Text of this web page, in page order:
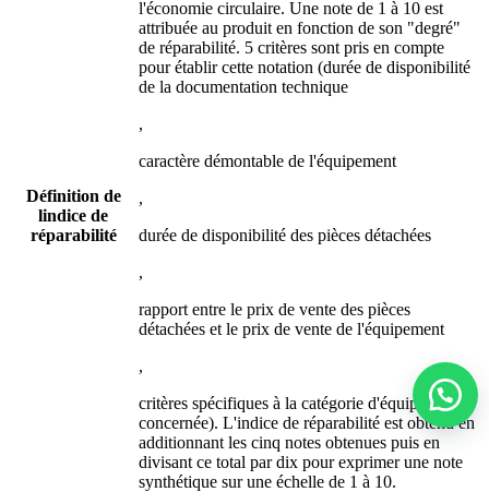
Définition de
lindice de
réparabilité
l'économie circulaire. Une note de 1 à 10 est
attribuée au produit en fonction de son "degré"
de réparabilité. 5 critères sont pris en compte
pour établir cette notation (durée de disponibilité
de la documentation technique
,
caractère démontable de l'équipement
,
durée de disponibilité des pièces détachées
,
rapport entre le prix de vente des pièces
détachées et le prix de vente de l'équipement
,
critères spécifiques à la catégorie d'équipements
concernée). L'indice de réparabilité est obtenu en
additionnant les cinq notes obtenues puis en
divisant ce total par dix pour exprimer une note
synthétique sur une échelle de 1 à 10.